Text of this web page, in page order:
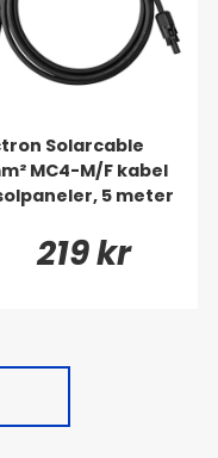
Solarcable
MC4-M/F kabel
5 meter
219 kr